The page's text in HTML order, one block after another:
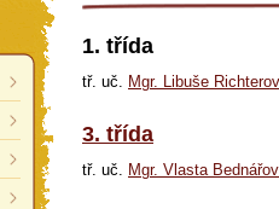
1. třída
tř. uč. Mgr. Libuše
3. třída
tř. uč. Mgr. Vlasta